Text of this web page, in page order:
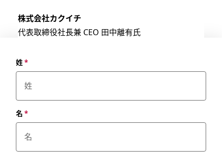
株式会社カクイチ
代表取締役社長兼 CEO 田中離有氏
姓*
名 *